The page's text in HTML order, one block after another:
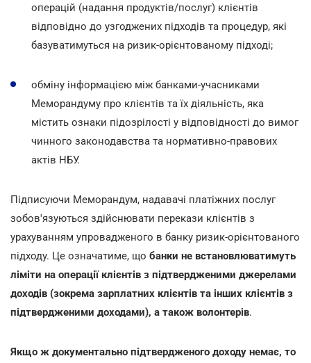
операцій (надання продуктів/послуг) клієнтів
відповідно до узгоджених підходів та процедур, які
базуватимуться на ризик-орієнтованому підході;
обміну інформацією між банками-учасниками
Меморандуму про клієнтів та їх діяльність, яка
містить ознаки підозрілості у відповідності до вимог
чинного законодавства та нормативно-правових
актів НБУ.
Підписуючи Меморандум, надавачі платіжних послуг
зобов'язуються здійснювати перекази клієнтів з
урахуванням упровадженого в банку ризик-орієнтованого
підходу. Це означатиме, що банки не встановлюватимуть
ліміти на операції клієнтів з підтвердженими джерелами
доходів (зокрема зарплатних клієнтів та інших клієнтів з
підтвердженими доходами), а також волонтерів.
Якщо ж документально підтвердженого доходу немає, то